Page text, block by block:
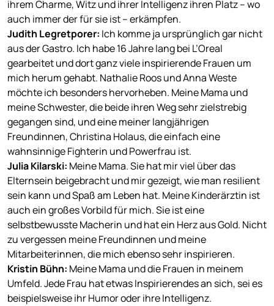
ihrem Charme, Witz und ihrer Intelligenz ihren Platz – wo
auch immer der für sie ist – erkämpfen.
Judith Legretporer: Ich komme ja ursprünglich gar nicht
aus der Gastro. Ich habe 16 Jahre lang bei L’Oreal
gearbeitet und dort ganz viele inspirierende Frauen um
mich herum gehabt. Nathalie Roos und Anna Weste
möchte ich besonders hervorheben. Meine Mama und
meine Schwester, die beide ihren Weg sehr zielstrebig
gegangen sind, und eine meiner langjährigen
Freundinnen, Christina Holaus, die einfach eine
wahnsinnige Fighterin und Powerfrau ist.
Julia Kilarski: Meine Mama. Sie hat mir viel über das
Elternsein beigebracht und mir gezeigt, wie man resilient
sein kann und Spaß am Leben hat. Meine Kinderärztin ist
auch ein großes Vorbild für mich. Sie ist eine
selbstbewusste Macherin und hat ein Herz aus Gold. Nicht
zu vergessen meine Freundinnen und meine
Mitarbeiterinnen, die mich ebenso sehr inspirieren.
Kristin Bühn: Meine Mama und die Frauen in meinem
Umfeld. Jede Frau hat etwas Inspirierendes an sich, sei es
beispielsweise ihr Humor oder ihre Intelligenz.